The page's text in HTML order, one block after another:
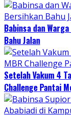
Babinsa dan
Bahu Jalan
Setelah Vakum 4
Challenge Pantai